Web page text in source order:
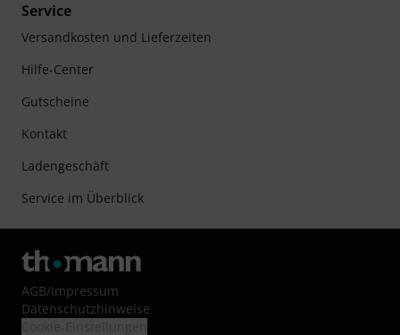
Service
Versandkosten und Lieferzeiten
Hilfe-Center
Gutscheine
Kontakt
Ladengeschäft
Service im Überblick
AGB/Impressum
Datenschutzhinweise